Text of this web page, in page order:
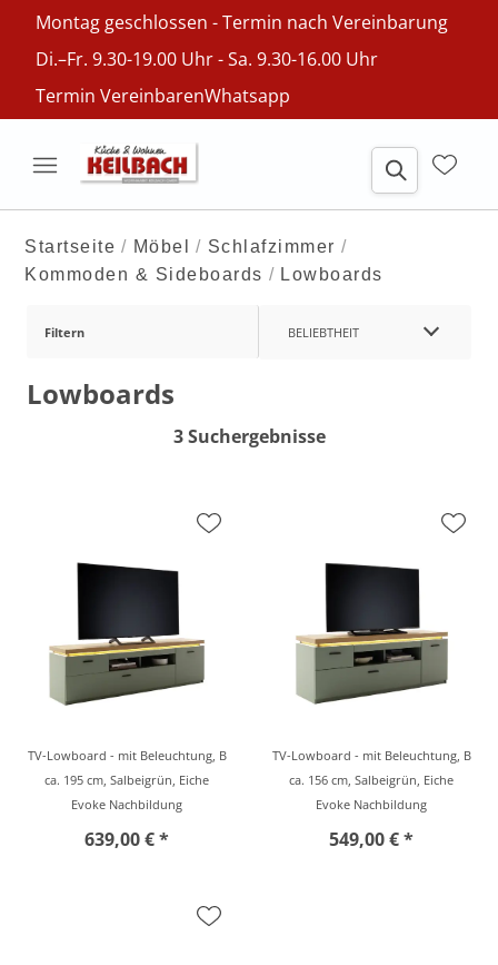
Montag geschlossen - Termin nach Vereinbarung
Di.–Fr. 9.30-19.00 Uhr - Sa. 9.30-16.00 Uhr
Termin VereinbarenWhatsapp
Startseite Möbel
Schlafzimmer
Kommoden & Sideboards
Lowboards
Filtern BELIEBTHEIT
Lowboards
3 Suchergebnisse
TV-Lowboard - mit Beleuchtung, B
ca. 195 cm, Salbeigrün, Eiche
Evoke Nachbildung
639,00 € *
TV-Lowboard - mit Beleuchtung, B
ca. 156 cm, Salbeigrün, Eiche
Evoke Nachbildung
549,00 € *